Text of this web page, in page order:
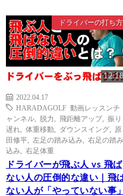
ドライバーの打ち方
2022.04.17
HARADAGOLF 動画レッスンチ
ャンネル
脱力 飛距離アップ, 振り
遅れ
体重移動 ダウンスイング
原
田修平
左足の踏み込み
右足の踏み
込み
右足体重
ドライバーが飛ぶ人 vs 飛ば
ない人の圧倒的な違い｜飛
ない人が「やっていない事」